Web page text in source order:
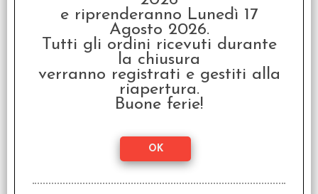
Let's Summon Demons -
Il Gioco
€24,99
e riprenderanno Lunedì 17
Agosto 2026.
Tutti gli ordini ricevuti durante
la chiusura
verranno registrati e gestiti alla
riapertura.
Buone ferie!